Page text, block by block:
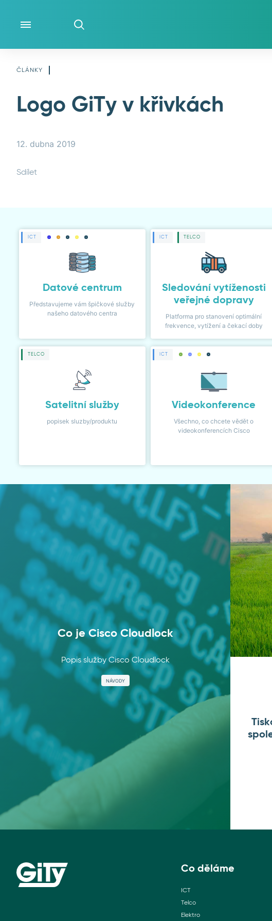
CO DĚLÁME
O NÁS
LIDÉ
KONTAKT
KLIENTSKÁ ZÓNA
ČLÁNKY
Logo GiTy v křivkách
12. dubna 2019
Sdílet
ICT
Datové centrum
Představujeme vám špičkové služby
našeho datového centra
ICT TELCO
Sledování vytíženosti
veřejné dopravy
Platforma pro stanovení optimální
frekvence, vytížení a čekací doby
TELCO
Satelitní služby
popisek sluzby/produktu
ICT
Videokonference
Všechno, co chcete vědět o
videokonferencích Cisco
Co je Cisco Cloudlock
Popis služby Cisco Cloudlock
NÁVODY
Co děláme
ICT
Telco
Elektro